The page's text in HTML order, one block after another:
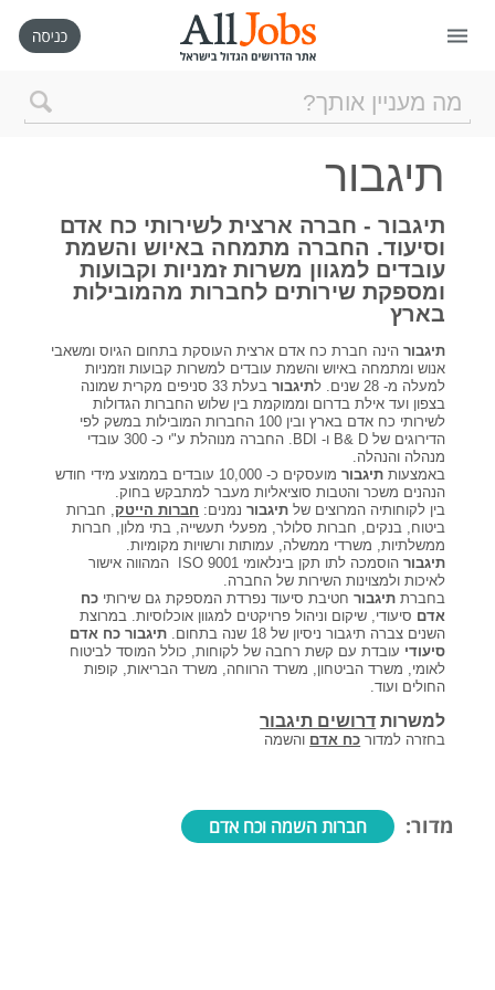
דף הבית
חיפוש חדש
ניהול החיפושים שלי
רכישת AllJobs VIP
כמה אתם שווים?
קורסים אונליין
קורסים אונליין
שדרוג קורות חיים
שאלות נפוצות
התנתקות
תיגבור
תיגבור - חברה ארצית לשירותי כח אדם
וסיעוד. החברה מתמחה באיוש והשמת
עובדים למגוון משרות זמניות וקבועות
ומספקת שירותים לחברות מהמובילות
בארץ
תיגבורהינה חברת כח אדם ארצית העוסקת בתחום הגיוס ומשאבי
אנוש ומתמחה באיוש והשמת עובדים למשרות קבועות וזמניות
למעלה מ- 28 שנים. ל
תיגבור
בעלת 33 סניפים מקרית שמונה
בצפון ועד אילת בדרום וממוקמת בין שלוש החברות הגדולות
לשירותי כח אדם בארץ ובין 100 החברות המובילות במשק לפי
הדירוגים של B& D ו- BDI. החברה מנוהלת ע"י כ- 300 עובדי
מנהלה והנהלה.
באמצעות תיגבור
מועסקים כ- 10,000 עובדים בממוצע מידי חודש
הנהנים משכר והטבות סוציאליות מעבר למתבקש בחוק.
בין לקוחותיה המרוצים של תיגבורנמנים: חברות הייטק, חברות
ביטוח, בנקים, חברות סלולר, מפעלי תעשייה, בתי מלון, חברות
ממשלתיות, משרדי ממשלה, עמותות ורשויות מקומיות.
תיגבור
הוסמכה לתו תקן בינלאומי ISO 9001 המהווה אישור
לאיכות ולמצוינות השירות של החברה.
בחברת תיגבורחטיבת סיעוד נפרדת המספקת גם שירותי כח
אדם סיעודי, שיקום וניהול פרויקטים למגוון אוכלוסיות. במרוצת
השנים צברה תיגבור ניסיון של 18 שנה בתחום.
תיגבור כח אדם
סיעודי עובדת עם קשת רחבה של לקוחות, כולל המוסד לביטוח
לאומי, משרד הביטחון, משרד הרווחה, משרד הבריאות, קופות
החולים ועוד.
למשרות דרושים תיגבור
בחזרה למדור כח אדם והשמה
מדור: חברות השמה וכח אדם